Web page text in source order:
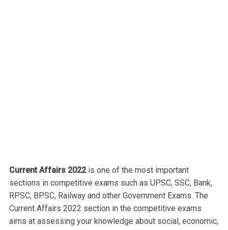
Current Affairs 2022is one of the most important
sections in competitive exams such as UPSC, SSC, Bank,
RPSC, BPSC, Railway and other Government Exams. The
Current Affairs 2022 section in the competitive exams
aims at assessing your knowledge about social, economic,